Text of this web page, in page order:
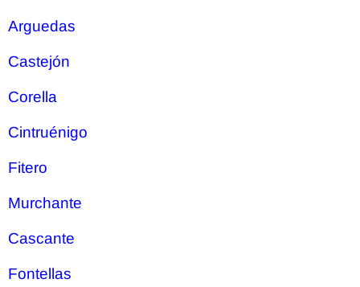
Arguedas
Castejón
Corella
Cintruénigo
Fitero
Murchante
Cascante
Fontellas